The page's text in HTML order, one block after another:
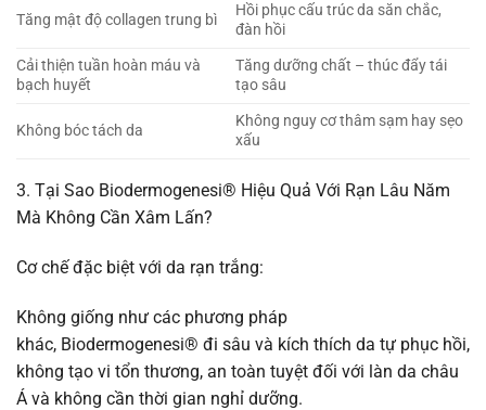
Tăng mật độ collagen trung bì
Hồi phục cấu trúc da săn chắc,
đàn hồi
Cải thiện tuần hoàn máu và
bạch huyết
Tăng dưỡng chất – thúc đẩy tái
tạo sâu
Không bóc tách da
Không nguy cơ thâm sạm hay sẹo
xấu
3. Tại Sao Biodermogenesi® Hiệu Quả Với Rạn Lâu Năm
Mà Không Cần Xâm Lấn?
Cơ chế đặc biệt với da rạn trắng:
Không giống như các phương pháp
khác, Biodermogenesi® đi sâu và kích thích da tự phục hồi,
không tạo vi tổn thương, an toàn tuyệt đối với làn da châu
Á và không cần thời gian nghỉ dưỡng.